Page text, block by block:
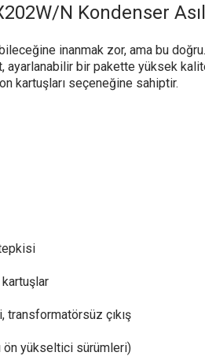
N Kondenser
inanmak zor, ama bu
bir pakette yüksek
kartuşları seçeneğine sahiptir.
transformatörsüz çıkış
ön yükseltici sürümleri)